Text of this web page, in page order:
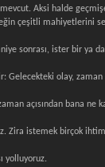
Aksi halde
çeşitli mahiyetlerini
sonrası, ister bir ya
olay, zaman
açısından bana ne
Zira istemek birçok
yolluyoruz.